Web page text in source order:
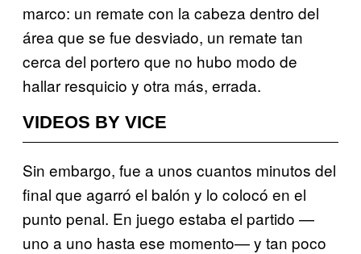
marco: un remate con la cabeza dentro del
área que se fue desviado, un remate tan
cerca del portero que no hubo modo de
hallar resquicio y otra más, errada.
VIDEOS BY VICE
Sin embargo, fue a unos cuantos minutos del
final que agarró el balón y lo colocó en el
punto penal. En juego estaba el partido —
uno a uno hasta ese momento— y tan poco